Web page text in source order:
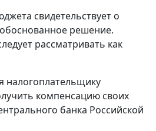
свидетельствует о
решение.
рассматривать как
налогоплательщику
компенсацию своих
банка Российской